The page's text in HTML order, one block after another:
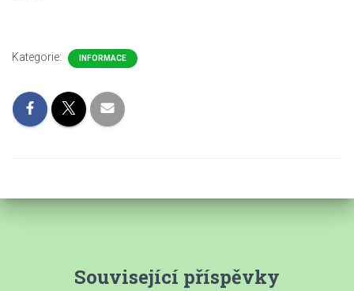
Kategorie: INFORMACE
Související příspěvky